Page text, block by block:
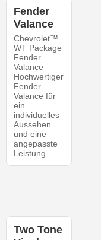
Fender
Valance
Chevrolet™
WT Package
Fender
Valance
Hochwertiger
Fender
Valance für
ein
individuelles
Aussehen
und eine
angepasste
Leistung.
Two Tone